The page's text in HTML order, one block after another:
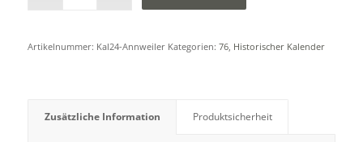
Artikelnummer: Kal24-Annweiler Kategorien: 76, Historischer Kalender
Zusätzliche Information Produktsicherheit